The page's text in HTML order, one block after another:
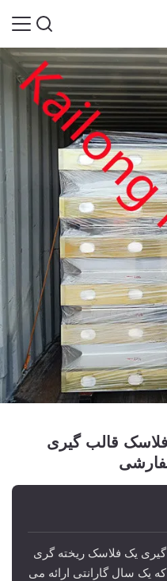
فلاسک قالب گیری GG25 فلاسک قالب گیری
یک فلاسک ریخته گری
یک سال گارانتی ارائه می